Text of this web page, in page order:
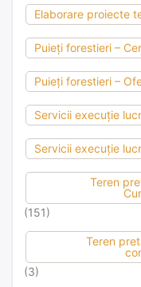
Elaborare proiecte
Puieți forestieri –
Puieți forestieri –
Servicii execuție
Servicii execuție
Teren
(151)
Teren
(3)